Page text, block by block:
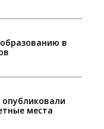
в
опубликовали
места